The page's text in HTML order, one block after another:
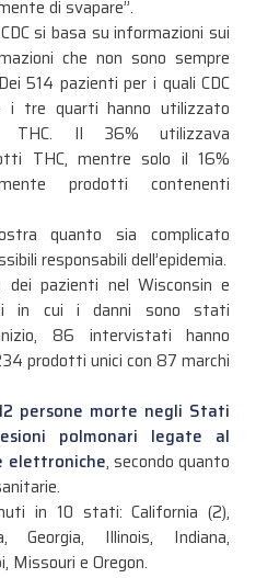
di svapare”.
si basa su informazioni sui
che non sono sempre
514 pazienti per i quali CDC
i tre quarti hanno utilizzato
THC. Il 36% utilizzava
THC, mentre solo il 16%
prodotti contenenti
quanto sia complicato
responsabili dell’epidemia.
dei pazienti nel Wisconsin e
in cui i danni sono stati
86 intervistati hanno
prodotti unici con 87 marchi
persone morte negli Stati
polmonari legate al
elettroniche, secondo quanto
in 10 stati: California (2),
Georgia, Illinois, Indiana,
Missouri e Oregon.